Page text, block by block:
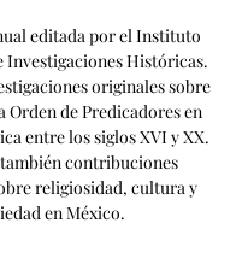
editada por el Instituto
Investigaciones Históricas.
originales sobre
Orden de Predicadores en
entre los siglos XVI y XX.
contribuciones
religiosidad, cultura y
en México.